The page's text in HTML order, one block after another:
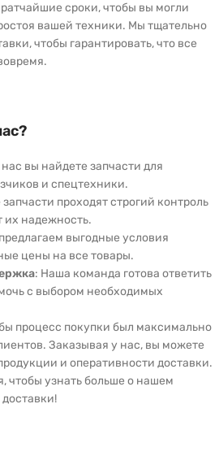
сроки, чтобы вы могли
вашей техники. Мы тщательно
чтобы гарантировать, что все
нас вы найдете запчасти для
и спецтехники.
запчасти проходят строгий контроль
их надежность.
выгодные условия
цены на все товары.
: Наша команда готова ответить
с выбором необходимых
процесс покупки был максимально
Заказывая у нас, вы можете
и оперативности доставки.
чтобы узнать больше о нашем